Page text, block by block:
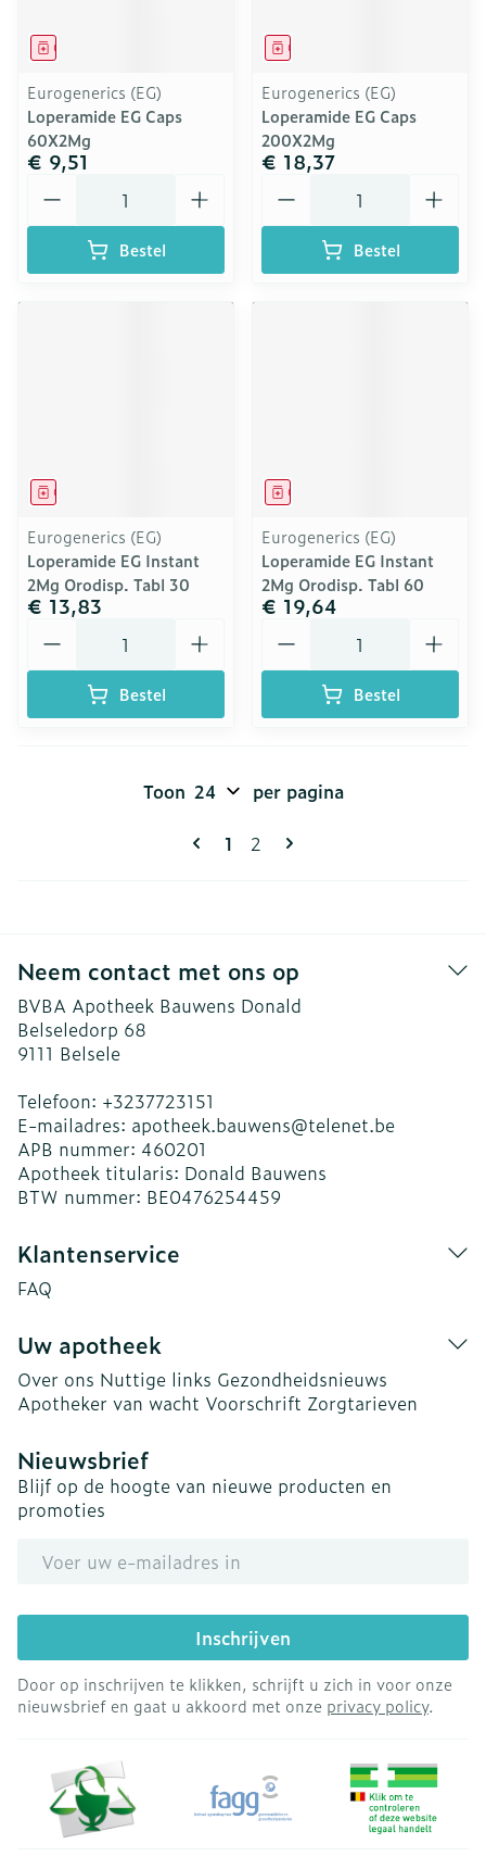
Geneesmiddel
Eurogenerics (EG)
Loperamide EG Caps
60X2Mg
€ 9,51
Bestel
Geneesmiddel
Eurogenerics (EG)
Loperamide EG Caps
200X2Mg
€ 18,37
Bestel
Geneesmiddel
Eurogenerics (EG)
Loperamide EG Instant
2Mg Orodisp. Tabl 30
€ 13,83
Bestel
Geneesmiddel
Eurogenerics (EG)
Loperamide EG Instant
2Mg Orodisp. Tabl 60
€ 19,64
Bestel
Pagina's
U lees momenteel pagina
1 Pagina
2
Toon per pagina
Neem contact met ons op
BVBA Apotheek Bauwens Donald
Belseledorp 68
9111 Belsele
Telefoon: +3237723151
E-mailadres: apotheek.bauwens@telenet.be
APB nummer: 460201
Apotheek titularis: Donald Bauwens
BTW nummer: BE0476254459
Klantenservice
FAQ
Uw apotheek
Over ons Nuttige links Gezondheidsnieuws
Apotheker van wacht Voorschrift Zorgtarieven
Nieuwsbrief
Blijf op de hoogte van nieuwe producten en
promoties
Inschrijven
Door op inschrijven te klikken, schrijft u zich in voor onze
nieuwsbrief en gaat u akkoord met onze privacy policy.